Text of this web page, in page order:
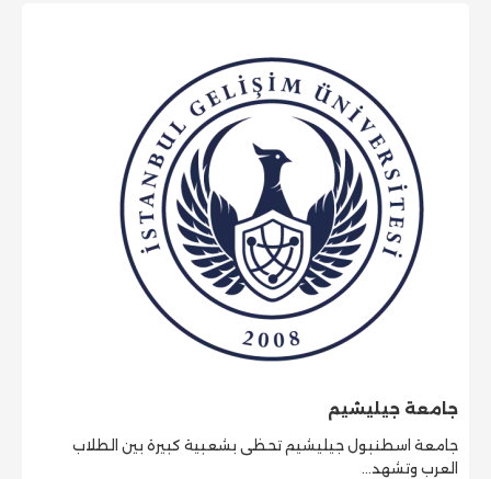
جامعة جيليشيم
جامعة اسطنبول جيليشيم تحظى بشعبية كبيرة بين الطلاب
العرب وتشهد…